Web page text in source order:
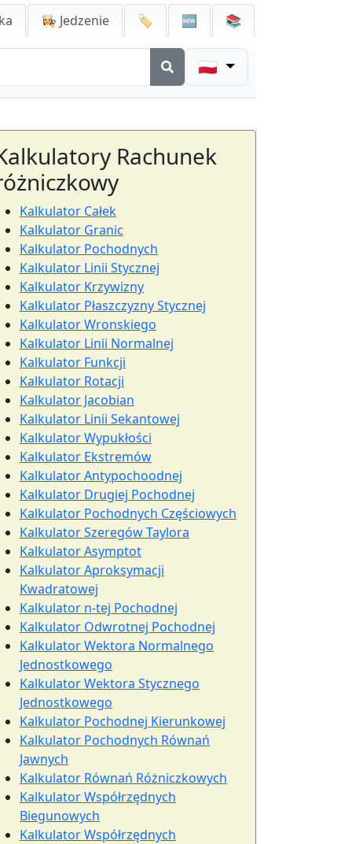
👩‍🍳 Jedzenie 🏷️ 🆕 📚
🇵🇱
Rachunek
Kalkulator Całek
Kalkulator Granic
Kalkulator Pochodnych
Kalkulator Linii Stycznej
Kalkulator Krzywizny
Kalkulator Płaszczyzny Stycznej
Kalkulator Wronskiego
Kalkulator Linii Normalnej
Kalkulator Funkcji
Kalkulator Rotacji
Kalkulator Jacobian
Kalkulator Linii Sekantowej
Kalkulator Wypukłości
Kalkulator Ekstremów
Kalkulator Antypochoodnej
Kalkulator Drugiej Pochodnej
Kalkulator Pochodnych Częściowych
Kalkulator Szeregów Taylora
Kalkulator Asymptot
Kalkulator Aproksymacji
Kwadratowej
Kalkulator n-tej Pochodnej
Kalkulator Odwrotnej Pochodnej
Kalkulator Wektora Normalnego
Jednostkowego
Kalkulator Wektora Stycznego
Jednostkowego
Kalkulator Pochodnej Kierunkowej
Kalkulator Pochodnych Równań
Jawnych
Kalkulator Równań Różniczkowych
Kalkulator Współrzędnych
Biegunowych
Kalkulator Współrzędnych